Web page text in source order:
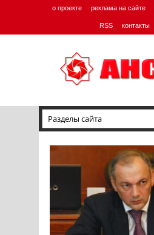
о проекте реклама на сайте
RSS контакты